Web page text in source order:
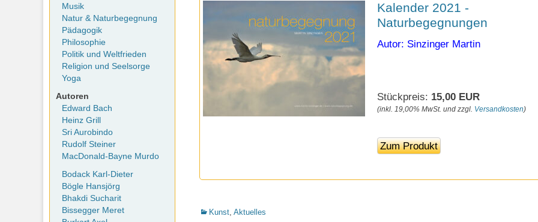
Kalender 2021 -
Naturbegegnungen
Autor: Sinzinger Martin
Stückpreis: 15,00 EUR
(inkl. 19,00% MwSt. und zzgl. Versandkosten)
Zum Produkt
Kategorien
Kunst, Aktuelles
Musik
Natur & Naturbegegnung
Pädagogik
Philosophie
Politik und Weltfrieden
Religion und Seelsorge
Yoga
Autoren
Edward Bach
Heinz Grill
Sri Aurobindo
Rudolf Steiner
MacDonald-Bayne Murdo
Bodack Karl-Dieter
Bögle Hansjörg
Bhakdi Sucharit
Bissegger Meret